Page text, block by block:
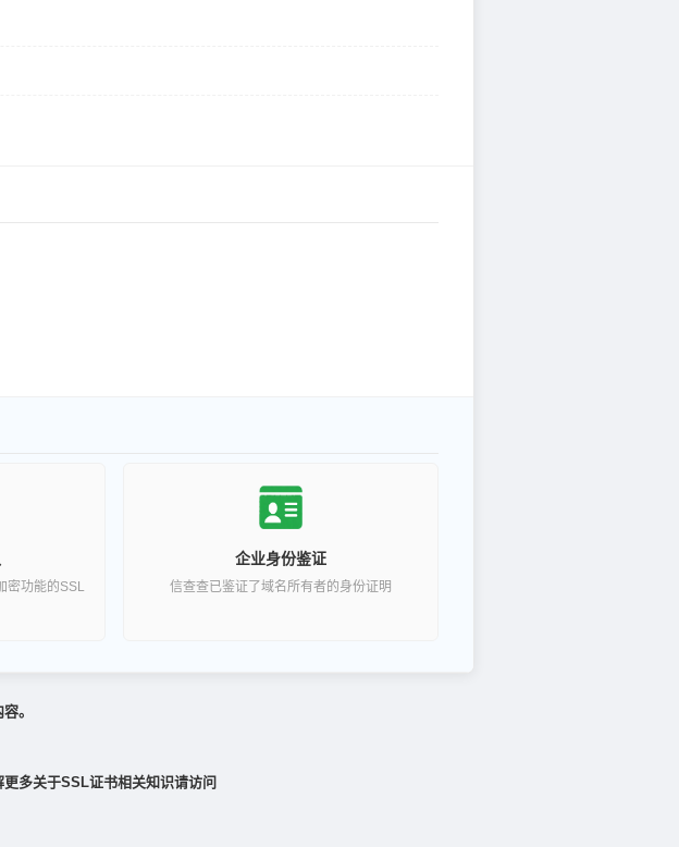
密功能的SSL
企业身份鉴证
信查查已鉴证了域名所有者的身份证明
。
多关于SSL证书相关知识请访问